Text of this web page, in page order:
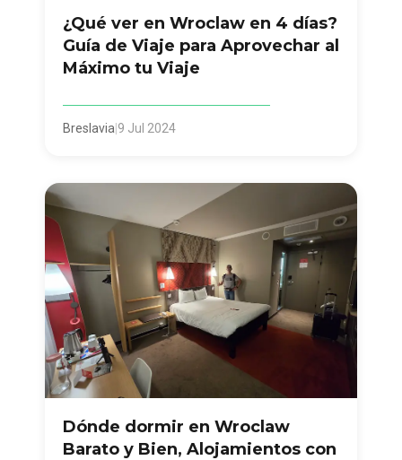
¿Qué ver en Wroclaw en 4 días?
Guía de Viaje para Aprovechar al
Máximo tu Viaje
Breslavia 9 Jul 2024
Dónde dormir en Wroclaw
Barato y Bien, Alojamientos con